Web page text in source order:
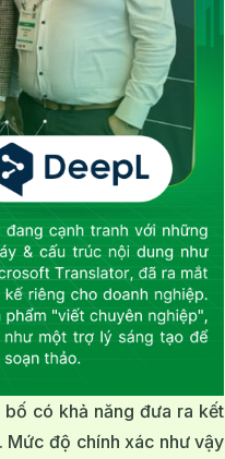
có khả năng đưa ra kết
Mức độ chính xác như vậy